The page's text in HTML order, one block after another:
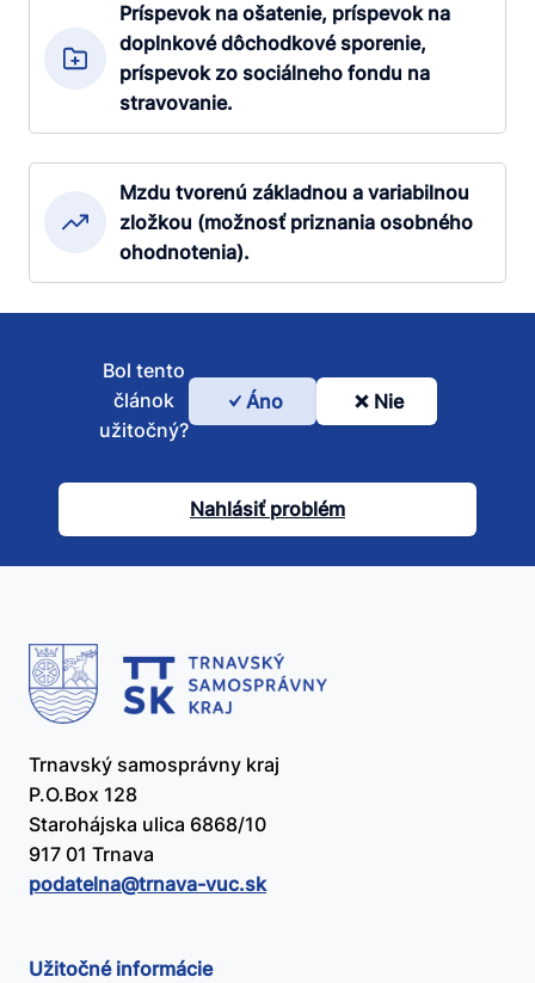
Príspevok na ošatenie, príspevok na
doplnkové dôchodkové sporenie,
príspevok zo sociálneho fondu na
stravovanie.
Mzdu tvorenú základnou a variabilnou
zložkou (možnosť priznania osobného
ohodnotenia).
Bol
článok
užitočný?
Bol tento
článok
užitočný?
Áno Nie
Nahlásiť problém
Trnavský samosprávny kraj
P.O.Box 128
Starohájska ulica 6868/10
917 01 Trnava
podatelna@​trnava-vuc.sk
Užitočné informácie